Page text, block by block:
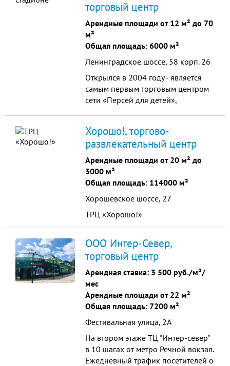
комплексе создают лёгкие
использование «второго света» -
атриума.
торговый центр
Арендные площади от 12 м² до 70
м²
Общая площадь: 6000 м²
Ленинградское шоссе, 58 корп. 26
Открылся в 2004 году - является
самым первым торговым центром
сети «Персей для детей»,
всех торговых центров сети. На 2
этажах комплекса предлагается
полный ассортимент различных
товаров, что в будущем стало
особенностью именно данного
Хорошо!, торгово-
развлекательный центр
Арендные площади от 20 м² до
3000 м²
Общая площадь: 114000 м²
Хорошёвское шоссе, 27
ТРЦ «Хорошо!»
ООО Интер-Север,
торговый центр
Арендная ставка: 3 500 руб./м²/
мес
Арендные площади от 22 м²
Общая площадь: 7200 м²
Фестивальная улица, 2А
На втором этаже ТЦ "Интер-север"
в 10 шагах от метро Речной вокзал.
Ежедневный трафик посетителей о